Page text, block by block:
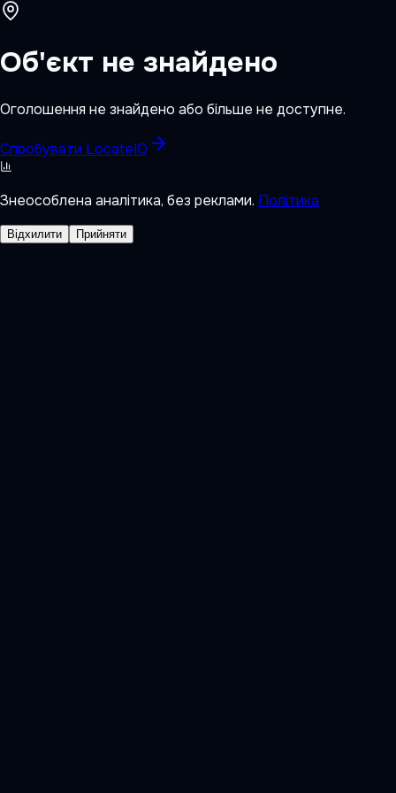
Об'єкт не знайдено
Оголошення не знайдено або більше не доступне.
Спробувати LocateIQ
Знеособлена аналітика, без реклами. Політика
Відхилити Прийняти